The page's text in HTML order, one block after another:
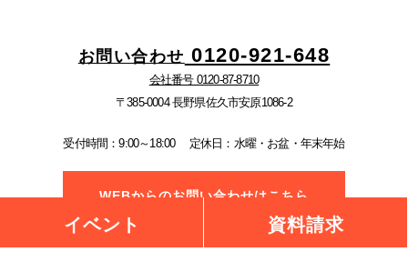
お問い合わせ 0120-921-648
会社番号 0120-87-8710
〒385-0004 長野県佐久市安原1086-2
受付時間：9:00～18:00 定休日：水曜・お盆・年末年始
WEBからのお問い合わせはこちら
イベント 資料請求